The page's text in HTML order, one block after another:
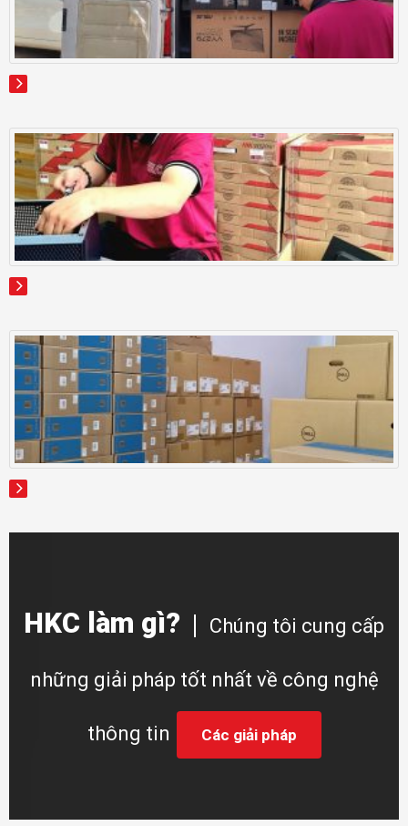
HKC làm gì? Chúng tôi cung cấp
những giải pháp tốt nhất về công nghệ
thông tin Các giải pháp